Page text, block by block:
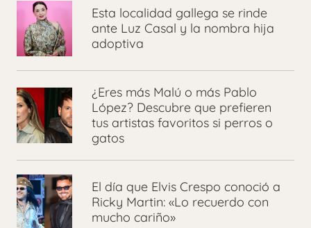
Esta localidad gallega se rinde
ante Luz Casal y la nombra hija
adoptiva
¿Eres más Malú o más Pablo
López? Descubre que prefieren
tus artistas favoritos si perros o
gatos
El día que Elvis Crespo conoció a
Ricky Martin: «Lo recuerdo con
mucho cariño»